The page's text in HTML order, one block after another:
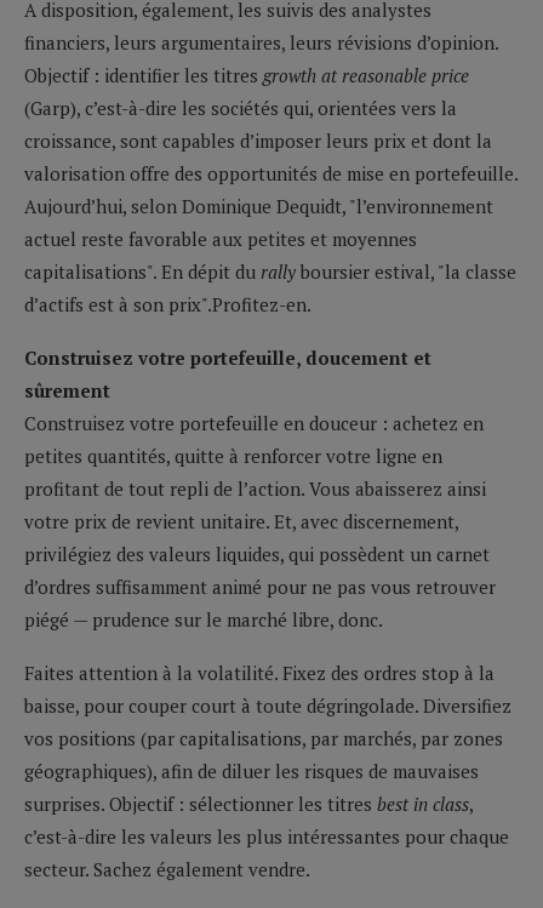
A disposition, également, les suivis des analystes
financiers, leurs argumentaires, leurs révisions d’opinion.
Objectif : identifier les titres growth at reasonable price
(Garp), c’est-à-dire les sociétés qui, orientées vers la
croissance, sont capables d’imposer leurs prix et dont la
valorisation offre des opportunités de mise en portefeuille.
Aujourd’hui, selon Dominique Dequidt, "l’environnement
actuel reste favorable aux petites et moyennes
capitalisations". En dépit du rally boursier estival, "la classe
d’actifs est à son prix".Profitez-en.
Construisez votre portefeuille, doucement et
sûrement
Construisez votre portefeuille en douceur : achetez en
petites quantités, quitte à renforcer votre ligne en
profitant de tout repli de l’action. Vous abaisserez ainsi
votre prix de revient unitaire. Et, avec discernement,
privilégiez des valeurs liquides, qui possèdent un carnet
d’ordres suffisamment animé pour ne pas vous retrouver
piégé — prudence sur le marché libre, donc.
Faites attention à la volatilité. Fixez des ordres stop à la
baisse, pour couper court à toute dégringolade. Diversifiez
vos positions (par capitalisations, par marchés, par zones
géographiques), afin de diluer les risques de mauvaises
surprises. Objectif : sélectionner les titres best in class,
c’est-à-dire les valeurs les plus intéressantes pour chaque
secteur. Sachez également vendre.